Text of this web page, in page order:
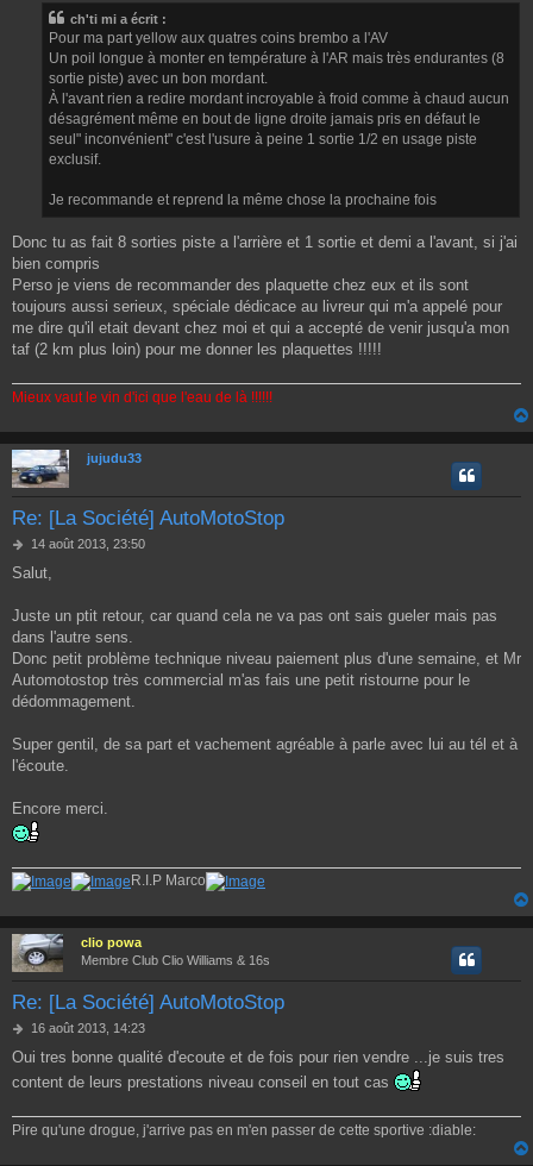
ch'ti mi a écrit :
Pour ma part yellow aux quatres coins brembo a l'AV
Un poil longue à monter en température à l'AR mais très endurantes (8
sortie piste) avec un bon mordant.
À l'avant rien a redire mordant incroyable à froid comme à chaud aucun
désagrément même en bout de ligne droite jamais pris en défaut le
seul" inconvénient" c'est l'usure à peine 1 sortie 1/2 en usage piste
exclusif.
Je recommande et reprend la même chose la prochaine fois
Donc tu as fait 8 sorties piste a l'arrière et 1 sortie et demi a l'avant, si j'ai
bien compris
Perso je viens de recommander des plaquette chez eux et ils sont
toujours aussi serieux, spéciale dédicace au livreur qui m'a appelé pour
me dire qu'il etait devant chez moi et qui a accepté de venir jusqu'a mon
taf (2 km plus loin) pour me donner les plaquettes !!!!!
Mieux vaut le vin d'ici que l'eau de là !!!!!!
jujudu33
Re: [La Société] AutoMotoStop
M
s
a
g
14 août 2013, 23:50
Salut,
Juste un ptit retour, car quand cela ne va pas ont sais gueler mais pas
dans l'autre sens.
Donc petit problème technique niveau paiement plus d'une semaine, et Mr
Automotostop très commercial m'as fais une petit ristourne pour le
dédommagement.
Super gentil, de sa part et vachement agréable à parle avec lui au tél et à
l'écoute.
Encore merci.
R.I.P Marco
clio powa
Membre Club Clio Williams & 16s
Re: [La Société] AutoMotoStop
M
s
s
g
e
16 août 2013, 14:23
Oui tres bonne qualité d'ecoute et de fois pour rien vendre ...je suis tres
content de leurs prestations niveau conseil en tout cas
Pire qu'une drogue, j'arrive pas en m'en passer de cette sportive :diable: